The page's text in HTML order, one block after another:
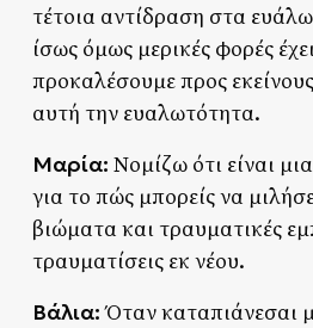
τέτοια αντίδραση στα
ίσως όμως μερικές φορές
προκαλέσουμε προς
αυτή την ευαλωτότητα.
Μαρία: Νομίζω ότι είναι
για το πώς μπορείς να
βιώματα και τραυματικές
τραυματίσεις εκ νέου.
Βάλια:Όταν καταπιάνεσαι